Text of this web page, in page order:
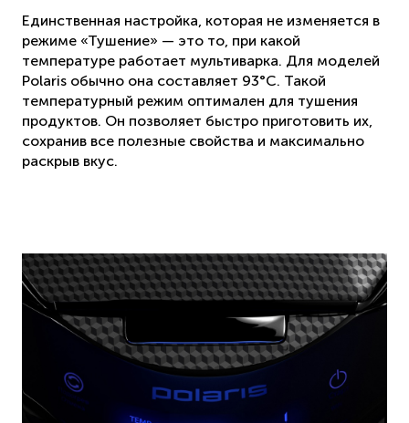
Единственная настройка, которая не изменяется в
режиме «Тушение» — это то, при какой
температуре работает мультиварка. Для моделей
Polaris обычно она составляет 93°C. Такой
температурный режим оптимален для тушения
продуктов. Он позволяет быстро приготовить их,
сохранив все полезные свойства и максимально
раскрыв вкус.